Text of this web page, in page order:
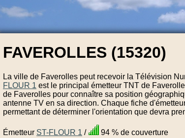
FAVEROLLES (15320)
La ville de Faverolles peut recevoir la Télévision
FLOUR 1 est le principal émetteur TNT de
de Faverolles pour connaître sa position
antenne TV en sa direction. Chaque fiche
permettant de déterminer l'orientation que devra
Émetteur ST-FLOUR 1 / 94 % de couverture